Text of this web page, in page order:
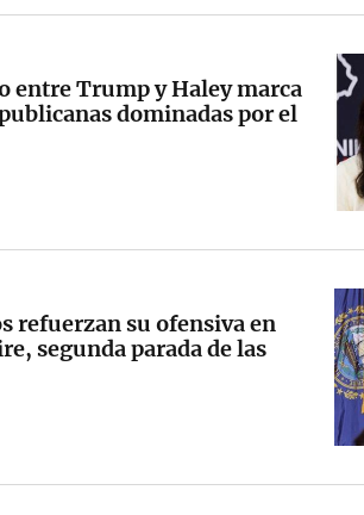
entre Trump y Haley marca
dominadas por el
refuerzan su ofensiva en
segunda parada de las